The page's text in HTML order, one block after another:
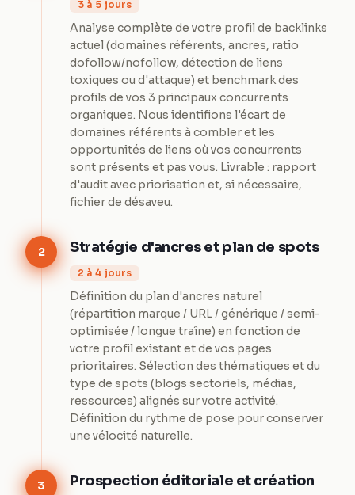
3 à 5 jours
Analyse complète de votre profil de backlinks
actuel (domaines référents, ancres, ratio
dofollow/nofollow, détection de liens
toxiques ou d'attaque) et benchmark des
profils de vos 3 principaux concurrents
organiques. Nous identifions l'écart de
domaines référents à combler et les
opportunités de liens où vos concurrents
sont présents et pas vous. Livrable : rapport
d'audit avec priorisation et, si nécessaire,
fichier de désaveu.
2 Stratégie d'ancres et plan de spots
2 à 4 jours
Définition du plan d'ancres naturel
(répartition marque / URL / générique / semi-
optimisée / longue traîne) en fonction de
votre profil existant et de vos pages
prioritaires. Sélection des thématiques et du
type de spots (blogs sectoriels, médias,
ressources) alignés sur votre activité.
Définition du rythme de pose pour conserver
une vélocité naturelle.
3
Prospection éditoriale et création